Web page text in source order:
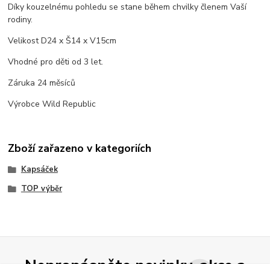
Díky kouzelnému pohledu se stane během chvilky členem Vaší
rodiny.
Velikost D24 x Š14 x V15cm
Vhodné pro děti od 3 let.
Záruka 24 měsíců
Výrobce Wild Republic
Zboží zařazeno v kategoriích
Kapsáček
TOP výběr